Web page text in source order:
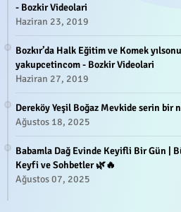
- Bozkir Videolari
Haziran 23, 2019
Bozkır’da Halk Eğitim ve Komek
yakupcetincom - Bozkir Videolari
Haziran 27, 2019
Dereköy Yeşil Boğaz Mevkide serin bir
Ağustos 18, 2025
Babamla Dağ Evinde Keyifli Bir Gün |
Keyfi ve Sohbetler 🌿🔥
Ağustos 07, 2025